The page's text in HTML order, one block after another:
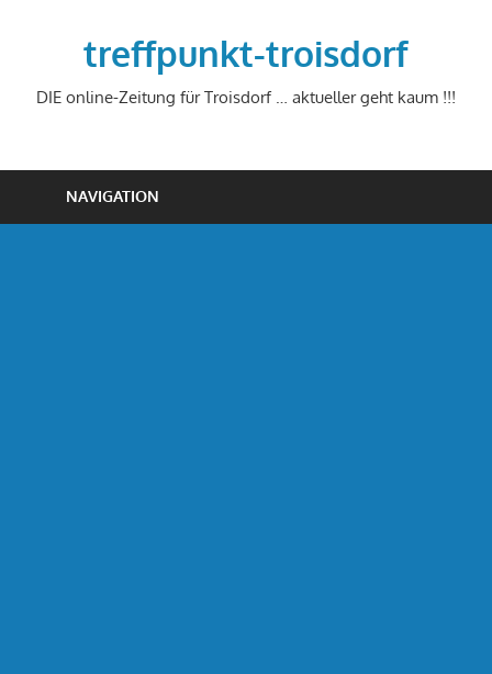
treffpunkt-troisdorf
DIE online-Zeitung für Troisdorf … aktueller geht kaum !!!
NAVIGATION